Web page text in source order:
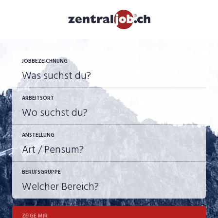
JOBBEZEICHNUNG
ARBEITSORT
ANSTELLUNG
JOB-TYP
Festanstellung
BERUFSGRUPPE
ZEIGE MIR